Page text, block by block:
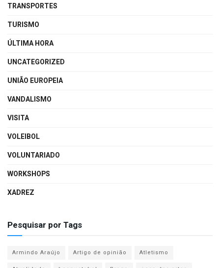
TRANSPORTES
TURISMO
ÚLTIMA HORA
UNCATEGORIZED
UNIÃO EUROPEIA
VANDALISMO
VISITA
VOLEIBOL
VOLUNTARIADO
WORKSHOPS
XADREZ
Pesquisar por Tags
Armindo Araújo Artigo de opinião
Atletismo